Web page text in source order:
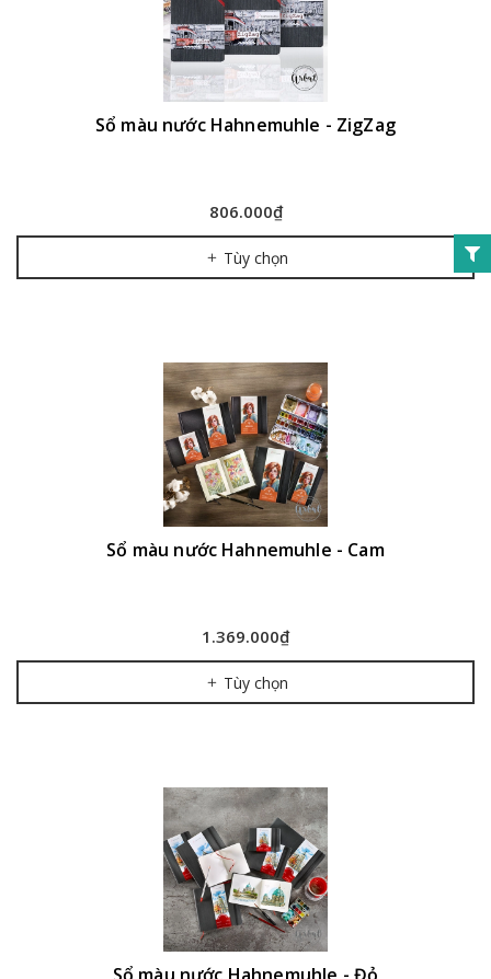
Sổ màu nước Hahnemuhle - ZigZag
806.000₫
Tùy chọn
Sổ màu nước Hahnemuhle - Cam
1.369.000₫
Tùy chọn